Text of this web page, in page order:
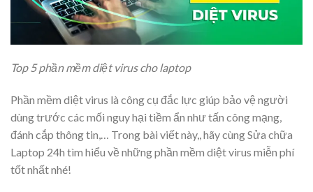
Top 5 phần mềm diệt virus cho laptop
Phần mềm diệt virus là công cụ đắc lực giúp bảo vệ người
dùng trước các mối nguy hại tiềm ẩn như tấn công mạng,
đánh cắp thông tin,… Trong bài viết này,, hãy cùng Sửa chữa
Laptop 24h tìm hiểu về những phần mềm diệt virus miễn phí
tốt nhất nhé!